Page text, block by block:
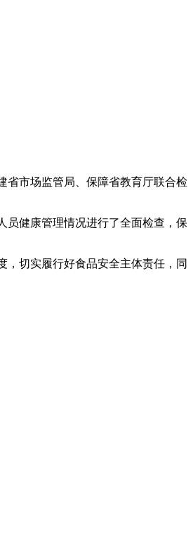
省市场监管局、保障省教育厅联合检
员健康管理情况进行了全面检查，保
切实履行好食品安全主体责任，同